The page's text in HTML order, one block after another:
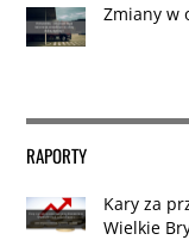
Zmiany w
RAPORTY
Kary za
Wielkie